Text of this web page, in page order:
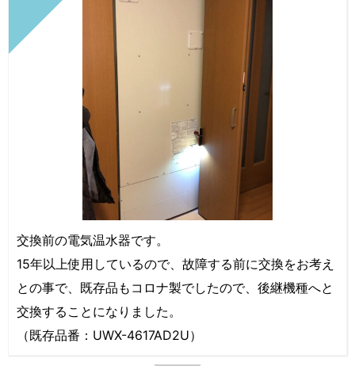
交換前の電気温水器です。
15年以上使用しているので、故障する前に交換をお考え
との事で、既存品もコロナ製でしたので、後継機種へと
交換することになりました。
（既存品番：UWX-4617AD2U）